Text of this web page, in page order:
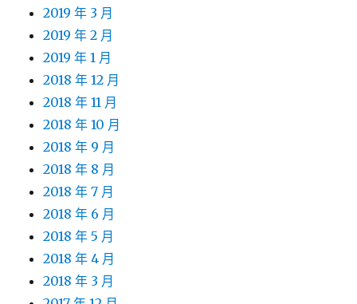
2019 年 3 月
2019 年 2 月
2019 年 1 月
2018 年 12 月
2018 年 11 月
2018 年 10 月
2018 年 9 月
2018 年 8 月
2018 年 7 月
2018 年 6 月
2018 年 5 月
2018 年 4 月
2018 年 3 月